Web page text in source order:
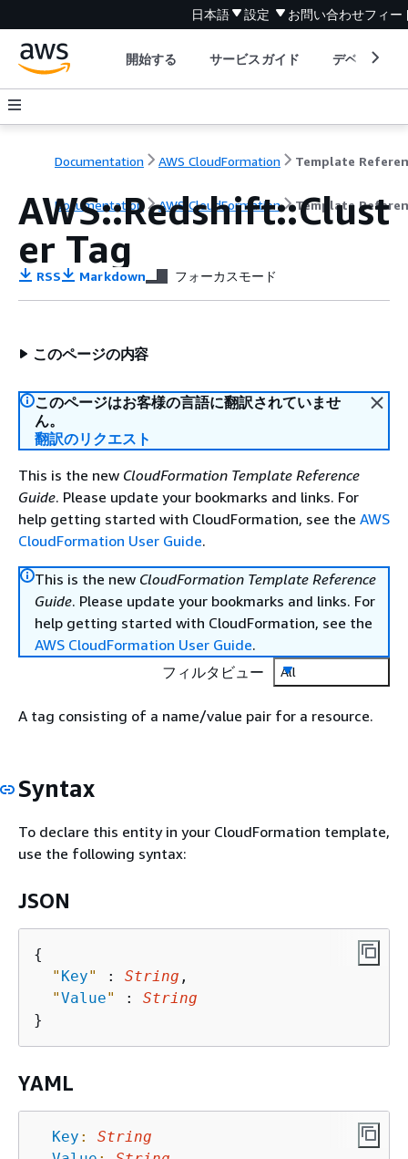
日本語 設定 お問い合わせフィー
開始する サービスガイド デベロッパ
Documentation AWS CloudFormation Template
Documentation AWS CloudFormation Template
AWS::Redshift::Clust
er Tag
RSS Markdown フォーカスモード
このページの内容
このページはお客様の言語に翻訳されていませ
ん。
翻訳のリクエスト
This is the new CloudFormation Template Reference
Guide. Please update your bookmarks and links. For
help getting started with CloudFormation, see the AWS
CloudFormation User Guide.
This is the new CloudFormation Template Reference
Guide. Please update your bookmarks and links. For
help getting started with CloudFormation, see the
AWS CloudFormation User Guide.
フィルタビュー
All
A tag consisting of a name/value pair for a resource.
Syntax
To declare this entity in your CloudFormation template,
use the following syntax:
JSON
{
" Key" : String ,
"Value" : String
YAML
Key :
String